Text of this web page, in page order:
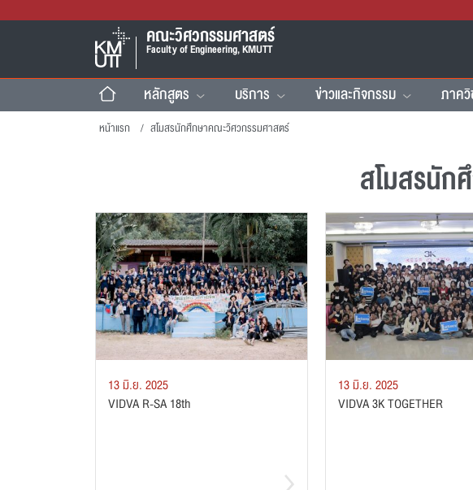
คณะวิศวกรรมศาสตร์
Faculty of Engineering, KMUTT
หลักสูตร บริการ ข่าวและกิจกรรม ภาค
หน้าแรก สโมสรนักศึกษาคณะวิศวกรรมศาสตร์
สโมสรนัก
13 มิ.ย. 2025
VIDVA R-SA 18th
13 มิ.ย. 2025
VIDVA 3K TOGETHER